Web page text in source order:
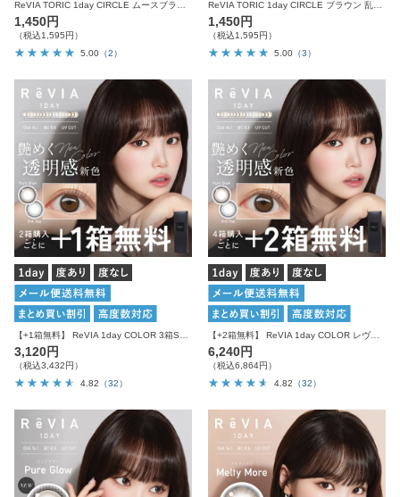
1,450円
（税込1,595円）
5.00 （2）
1,450円
（税込1,595円）
5.00 （3）
3,120円
（税込3,432円）
4.82 （32）
【+2箱無料】 ReVIA 1day COLOR レヴィア カラコン カラー 6箱セット
6,240円
（税込6,864円）
4.82
（32）